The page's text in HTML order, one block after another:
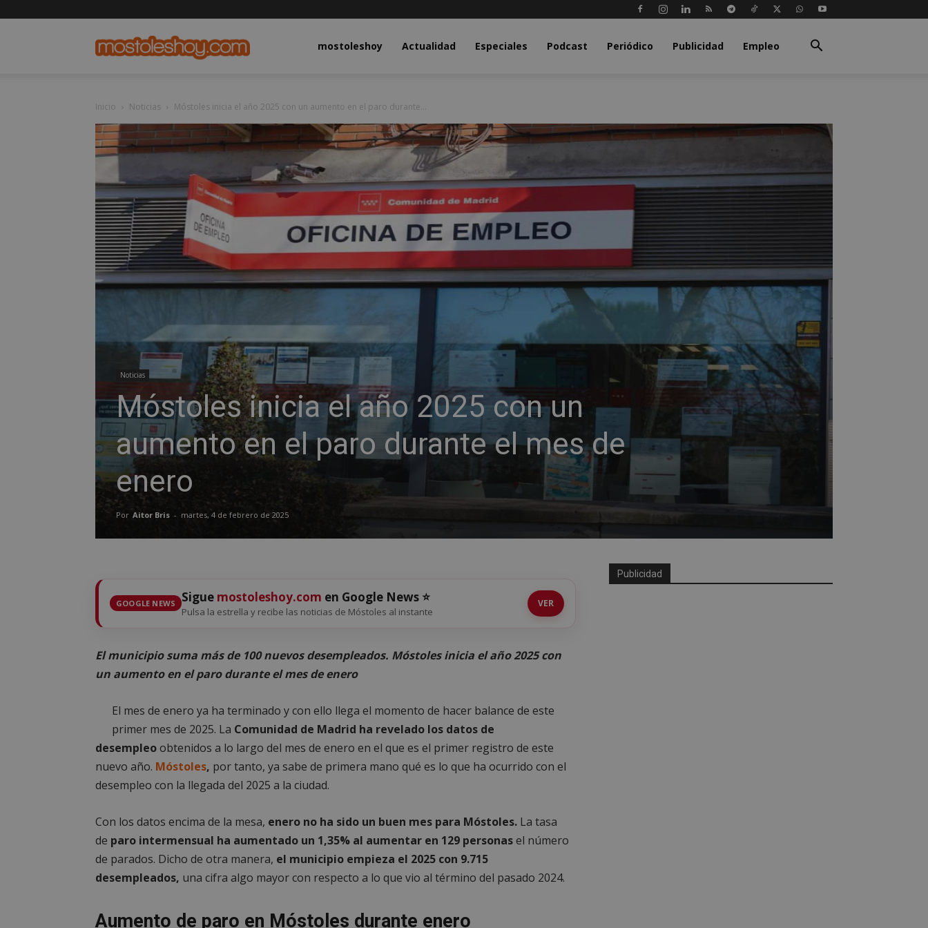
mostoleshoy.commostoleshoy Actualidad Especiales Podcast Periódico Publicidad Empleo
Inicio Noticias Móstoles inicia el año 2025 con un aumento en el paro durante...
Noticias
Móstoles inicia el año 2025 con un
aumento en el paro durante el mes de
enero
Por Aitor Bris - martes, 4 de febrero de 2025
GOOGLE NEWS Sigue mostoleshoy.com en Google News ⭐
Pulsa la estrella y recibe las noticias de Móstoles al instante
VER
El municipio suma más de 100 nuevos desempleados. Móstoles inicia el año 2025 con
un aumento en el paro durante el mes de enero
El mes de enero ya ha terminado y con ello llega el momento de hacer balance de este
primer mes de 2025. La Comunidad de Madrid ha revelado los datos de
desempleoobtenidos a lo largo del mes de enero en el que es el primer registro de este
nuevo año. Móstoles, por tanto, ya sabe de primera mano qué es lo que ha ocurrido con el
desempleo con la llegada del 2025 a la ciudad.
Con los datos encima de la mesa, enero no ha sido un buen mes para Móstoles. La tasa
de paro intermensual ha aumentado un 1,35% al aumentar en 129 personasel número
de parados. Dicho de otra manera, el municipio empieza el 2025 con 9.715
desempleados, una cifra algo mayor con respecto a lo que vio al término del pasado 2024.
Aumento de paro en Móstoles durante enero
Publicidad